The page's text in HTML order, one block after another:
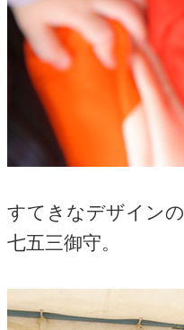
すてきなデザインの
七五三御守。